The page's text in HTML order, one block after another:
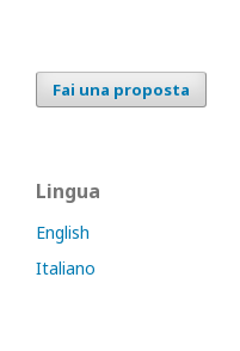
Fai una proposta
Lingua
English
Italiano